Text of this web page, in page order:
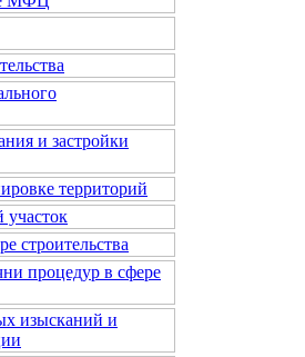
и застройки
территорий
участок
строительства
процедур в сфере
изысканий и